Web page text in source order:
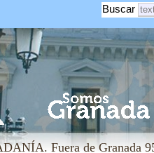
Buscar
Fuera de Granada